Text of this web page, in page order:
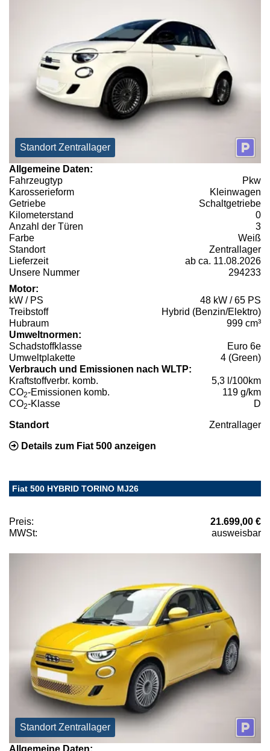
Standort Zentrallager
Allgemeine Daten:
Fahrzeugtyp
Pkw
Karosserieform
Kleinwagen
Getriebe
Schaltgetriebe
Kilometerstand
0
Anzahl der Türen
3
Farbe
Weiß
Standort
Zentrallager
Lieferzeit
ab ca. 11.08.2026
Unsere Nummer
294233
Motor:
kW / PS
48 kW / 65 PS
Treibstoff
Hybrid (Benzin/Elektro)
Hubraum
999 cm³
Umweltnormen:
Schadstoffklasse
Euro 6e
Umweltplakette
4 (Green)
Verbrauch und Emissionen nach WLTP:
Kraftstoffverbr. komb.
5,3 l/100km
CO2-Emissionen komb.
119 g/km
CO2-Klasse D
Standort Zentrallager
Details zum Fiat 500 anzeigen
Fiat 500 HYBRID TORINO MJ26
Preis:
21.699,00 €
MWSt:
ausweisbar
Standort Zentrallager
Allgemeine Daten: